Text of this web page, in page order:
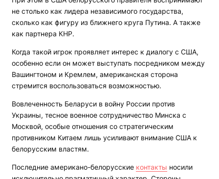
не столько как лидера независимого государства,
сколько как фигуру из ближнего круга Путина. А также
как партнера КНР.
Когда такой игрок проявляет интерес к диалогу с США,
особенно если он может выступать посредником между
Вашингтоном и Кремлем, американская сторона
стремится воспользоваться возможностью.
Вовлеченность Беларуси в войну России против
Украины, тесное военное сотрудничество Минска с
Москвой, особые отношения со стратегическим
противником Китаем лишь усиливают внимание США к
белорусским властям.
Последние американо-белорусские контакты носили